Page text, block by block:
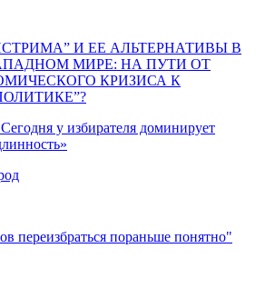
И ЕЕ АЛЬТЕРНАТИВЫ В
МИРЕ: НА ПУТИ ОТ
КРИЗИСА К
у избирателя доминирует
переизбраться пораньше понятно"